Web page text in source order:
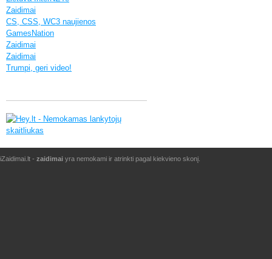
Zaidimai
CS, CSS, WC3 naujienos
GamesNation
Zaidimai
Zaidimai
Trumpi, geri video!
iZaidimai.lt - zaidimai yra nemokami ir atrinkti pagal kiekvieno skonį.